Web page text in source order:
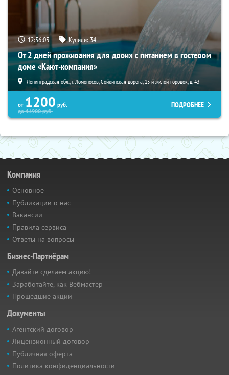
12:56:02 Купили:34
От 2 дней проживания для двоих с питанием в гостевом
доме «Кают-компания»
Ленинградская обл., г. Ломоносов, Сойкинская дорога, 15-й жилой городок, д. 43
от 1200 руб.
до14900руб.
ПОДРОБНЕЕ
Компания
Основное
Публикации о нас
Вакансии
Правила сервиса
Ответы на вопросы
Бизнес-Партнёрам
Давайте сделаем акцию!
Заработайте, как Вебмастер
Прошедшие акции
Документы
Агентский договор
Лицензионный договор
Публичная оферта
Политика конфиденциальности